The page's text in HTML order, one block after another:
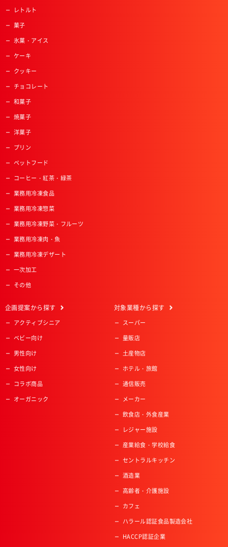
レトルト
菓子
氷菓・アイス
ケーキ
クッキー
チョコレート
和菓子
焼菓子
洋菓子
プリン
ペットフード
コーヒー・紅茶・緑茶
業務用冷凍食品
業務用冷凍惣菜
業務用冷凍野菜・フルーツ
業務用冷凍肉・魚
業務用冷凍デザート
一次加工
その他
企画提案から探す
アクティブシニア
ベビー向け
男性向け
女性向け
コラボ商品
オーガニック
対象業種から探す
スーパー
量販店
土産物店
ホテル・旅館
通信販売
メーカー
飲食店・外食産業
レジャー施設
産業給食・学校給食
セントラルキッチン
酒造業
高齢者・介護施設
カフェ
ハラール認証食品製造会社
HACCP認証企業